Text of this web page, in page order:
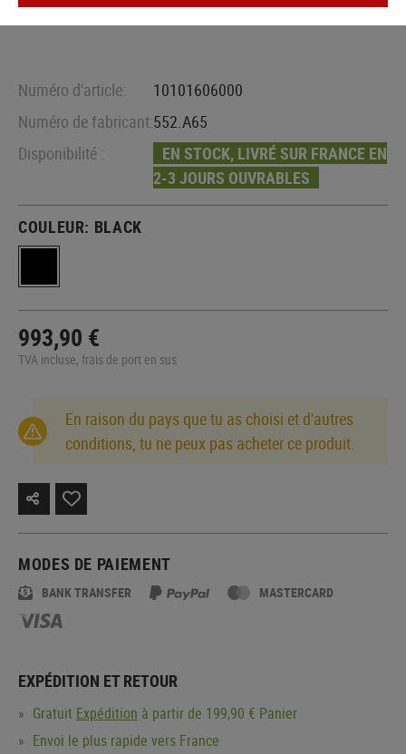
Numéro d'article:
10101606000
Numéro de fabricant:552.A65
Disponibilité :
EN STOCK, LIVRÉ SUR FRANCE EN
2-3 JOURS OUVRABLES
COULEUR: BLACK
993,90 €
TVA incluse, frais de port en sus
En raison du pays que tu as choisi et d'autres
conditions, tu ne peux pas acheter ce produit.
MODES DE PAIEMENT
BANK TRANSFER MASTERCARD
EXPÉDITION ET RETOUR
Gratuit Expédition à partir de 199,90 € Panier
Envoi le plus rapide vers France